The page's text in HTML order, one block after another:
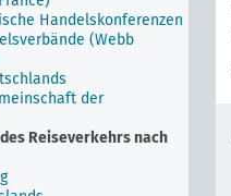
Handelskonferenzen
(Webb
der
Reiseverkehrs nach